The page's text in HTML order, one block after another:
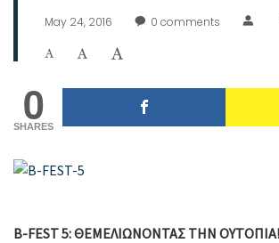
May 24, 2016 0 comments
0
SHARES
B-FEST 5:ΘΕΜΕΛΙΩΝΟΝΤΑΣ ΤΗΝ ΟΥΤΟΠΙΑ!